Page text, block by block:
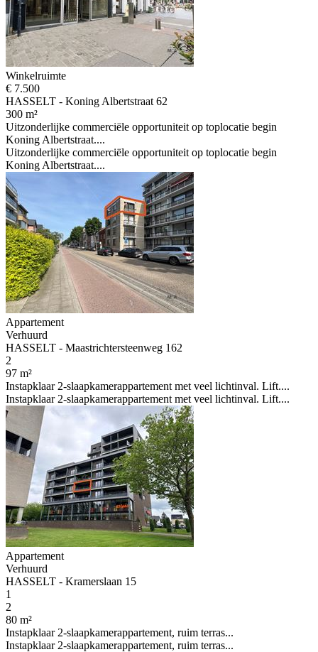
Winkelruimte
€ 7.500
HASSELT - Koning Albertstraat 62
300 m²
Uitzonderlijke commerciële opportuniteit op toplocatie begin
Koning Albertstraat....
Uitzonderlijke commerciële opportuniteit op toplocatie begin
Koning Albertstraat....
Appartement
Verhuurd
HASSELT - Maastrichtersteenweg 162
2
97 m²
Instapklaar 2-slaapkamerappartement met veel lichtinval. Lift....
Instapklaar 2-slaapkamerappartement met veel lichtinval. Lift....
Appartement
Verhuurd
HASSELT - Kramerslaan 15
1
2
80 m²
Instapklaar 2-slaapkamerappartement, ruim terras...
Instapklaar 2-slaapkamerappartement, ruim terras...